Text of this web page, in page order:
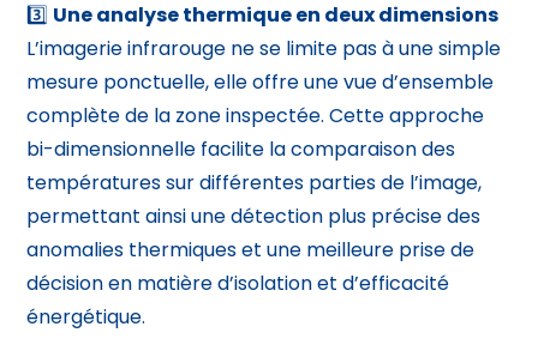
3️⃣ Une analyse thermique en deux dimensions
L’imagerie infrarouge ne se limite pas à une simple
mesure ponctuelle, elle offre une vue d’ensemble
complète de la zone inspectée. Cette approche
bi-dimensionnelle facilite la comparaison des
températures sur différentes parties de l’image,
permettant ainsi une détection plus précise des
anomalies thermiques et une meilleure prise de
décision en matière d’isolation et d’efficacité
énergétique.